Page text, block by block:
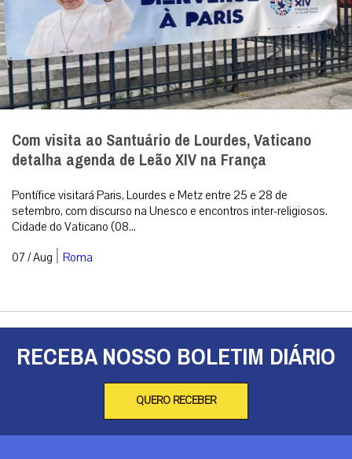
Com visita ao Santuário de Lourdes, Vaticano
detalha agenda de Leão XIV na França
Pontífice visitará Paris, Lourdes e Metz entre 25 e 28 de
setembro, com discurso na Unesco e encontros inter-religiosos.
Cidade do Vaticano (08...
07 / Aug | Roma
RECEBA NOSSO BOLETIM DIÁRIO
QUERO RECEBER